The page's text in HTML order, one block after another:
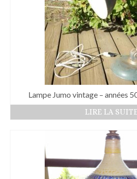
Lampe Jumo vintage – années
LIRE LA